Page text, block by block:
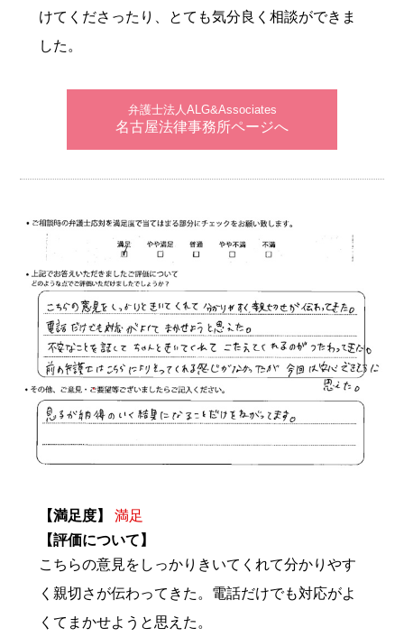
けてくださったり、とても気分良く相談ができま
した。
弁護士法人ALG&Associates
名古屋法律事務所ページへ
【満足度】
満足
【評価について】
こちらの意見をしっかりきいてくれて分かりやす
く親切さが伝わってきた。電話だけでも対応がよ
くてまかせようと思えた。